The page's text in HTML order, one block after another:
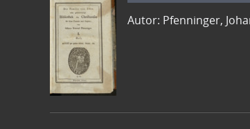
Autor: Pfenninger,